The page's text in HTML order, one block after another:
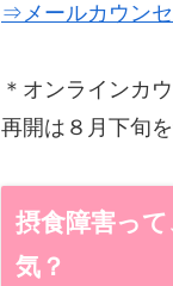
⇒メールカウン
＊オンラインカ
再開は８月下旬
摂食障害っ
気？